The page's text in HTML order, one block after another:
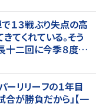
１３戦ぶり失点の高
てくれている。そう
十二回に今季８度目
ーリリーフの１年目
が勝負だから」【一